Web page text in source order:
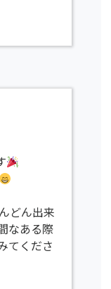
どん出来
なある際
てくださ